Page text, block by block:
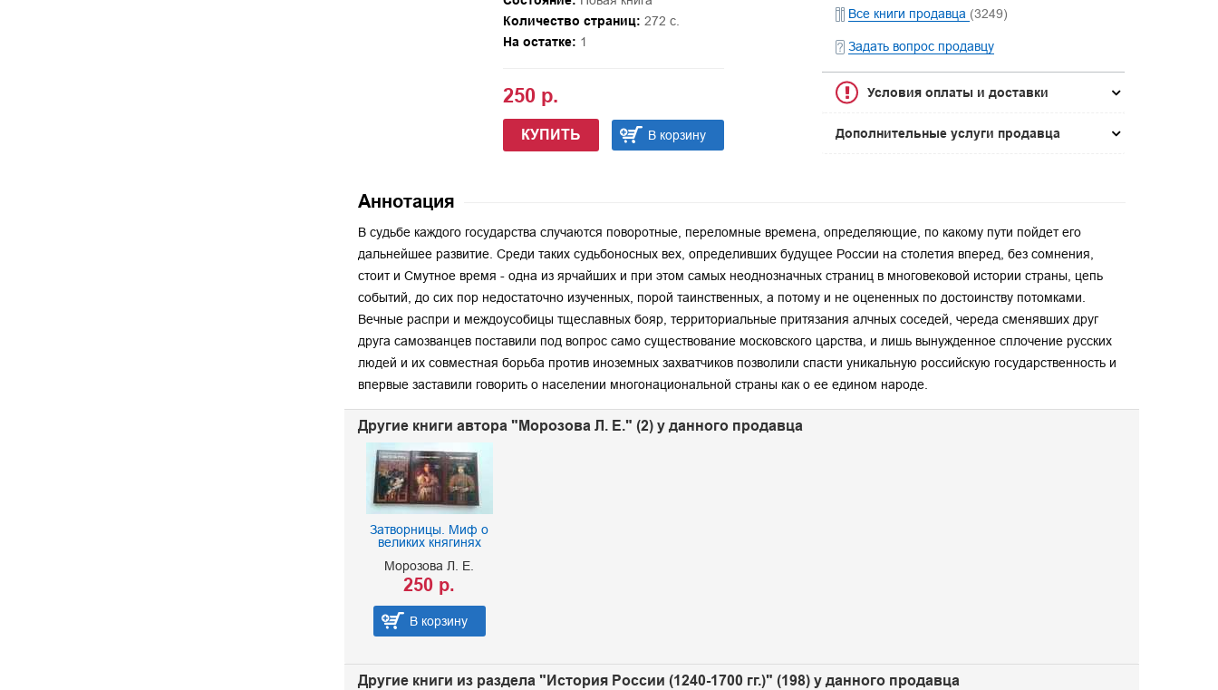
Количество страниц: 272 с.
На остатке: 1
250 р.
КУПИТЬ В корзину
Все книги продавца (3249)
Задать вопрос продавцу
Условия оплаты и доставки
Дополнительные услуги продавца
Аннотация
В судьбе каждого государства случаются поворотные, переломные времена, определяющие, по какому пути пойдет его
дальнейшее развитие. Среди таких судьбоносных вех, определивших будущее России на столетия вперед, без сомнения,
стоит и Смутное время - одна из ярчайших и при этом самых неоднозначных страниц в многовековой истории страны, цепь
событий, до сих пор недостаточно изученных, порой таинственных, а потому и не оцененных по достоинству потомками.
Вечные распри и междоусобицы тщеславных бояр, территориальные притязания алчных соседей, череда сменявших друг
друга самозванцев поставили под вопрос само существование московского царства, и лишь вынужденное сплочение русских
людей и их совместная борьба против иноземных захватчиков позволили спасти уникальную российскую государственность и
впервые заставили говорить о населении многонациональной страны как о ее едином народе.
Другие книги автора "Морозова Л. Е." (2) у данного продавца
Затворницы. Миф о
великих княгинях
Морозова Л. Е.
250 р.
В корзину
Другие книги из раздела "История России (1240-1700 гг.)" (198) у данного продавца